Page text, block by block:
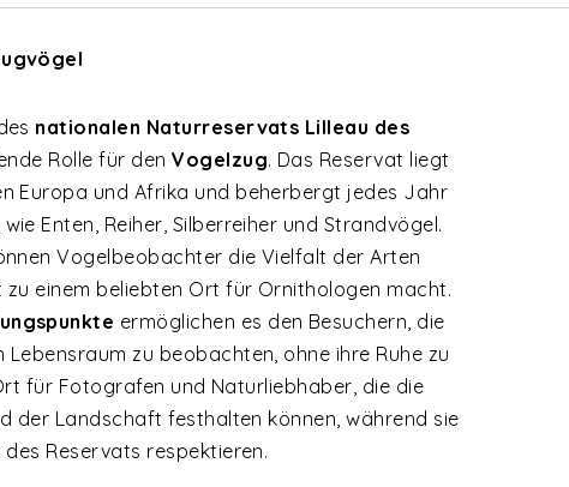
nationalen Naturreservats Lilleau des
Rolle für denVogelzug. Das Reservat liegt
Europa und Afrika und beherbergt jedes Jahr
Enten, Reiher, Silberreiher und Strandvögel.
Vogelbeobachter die Vielfalt der Arten
zu einem beliebten Ort für Ornithologen macht.
ermöglichen es den Besuchern, die
zu beobachten, ohne ihre Ruhe zu
für Fotografen und Naturliebhaber, die die
der Landschaft festhalten können, während sie
Reservats respektieren.